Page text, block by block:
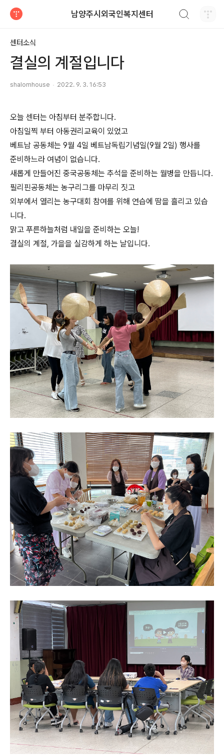
남양주시외국인복지센터
센터소식
결실의 계절입니다
shalomhouse 2022. 9. 3. 16:53
오늘 센터는 아침부터 분주합니다.
아침일찍 부터 아동권리교육이 있었고
베트남 공동체는 9월 4일 베트남독립기념일(9월 2일) 행사를
준비하느라 여념이 없습니다.
새롭게 만들어진 중국공동체는 추석을 준비하는 월병을 만듭니다.
필리핀공동체는 농구리그를 마무리 짓고
외부에서 열리는 농구대회 참여를 위해 연습에 땀을 흘리고 있습
니다.
맑고 푸른하늘처럼 내일을 준비하는 오늘!
결실의 계절, 가을을 실감하게 하는 날입니다.